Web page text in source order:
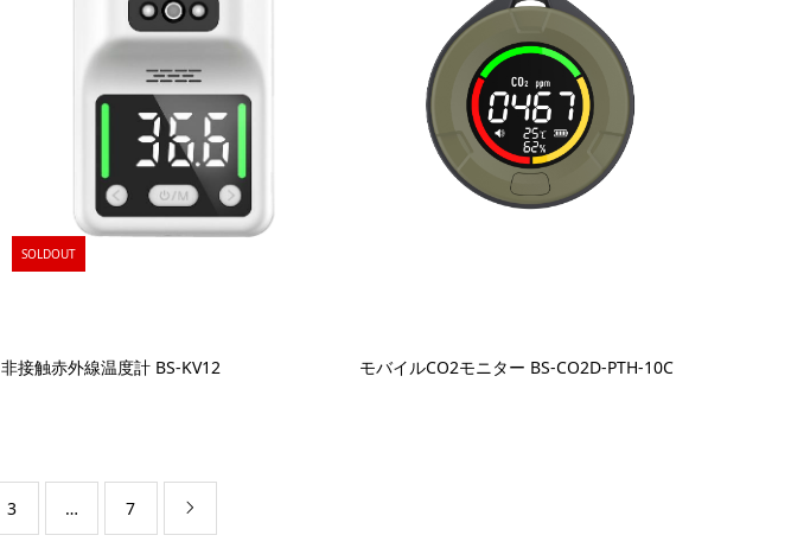
SOLDOUT
非接触赤外線温度計 BS-KV12 モバイルCO2モニター BS-CO2D-PTH-10C
3 … 7 